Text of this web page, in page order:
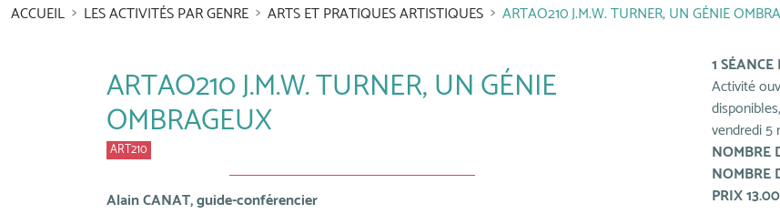
ACCUEIL
LES ACTIVITÉS PAR GENRE ARTS ET PRATIQUES ARTISTIQUES ARTAO210 J.M.W. TURNER, UN GÉNIE
ARTAO210 J.M.W. TURNER, UN GÉNIE
OMBRAGEUX
ART210
Alain CANAT, guide-conférencier
1 SÉANCE
Activité
vendredi 5
NOMBRE
NOMBRE
PRIX